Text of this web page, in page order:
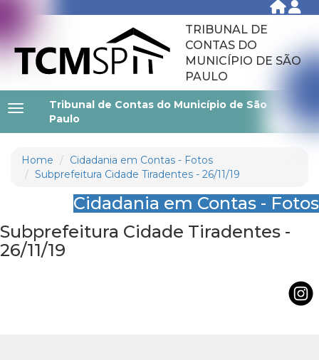
TRIBUNAL DE
CONTAS DO
MUNICÍPIO DE SÃO
PAULO
Tribunal de Contas do Município de São
Paulo
Home
Cidadania em Contas - Fotos
Subprefeitura Cidade Tiradentes - 26/11/19
Cidadania em Contas - Fotos
Subprefeitura Cidade Tiradentes -
26/11/19